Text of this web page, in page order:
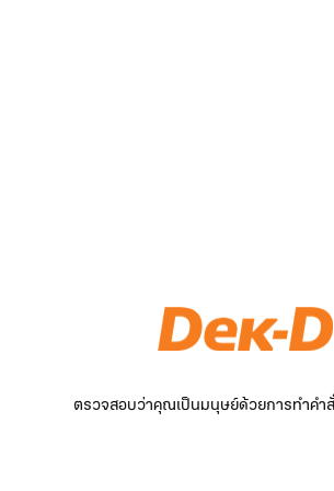
ตรวจสอบว่าคุณเป็นมนุษย์ด้วยการทำคำสั่